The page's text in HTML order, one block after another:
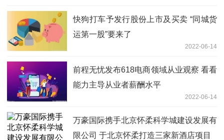
快狗打车予发行股份上市及买卖 “同城货
运第一股”要来了
2022-06-14
前程无忧发布618电商领域从业观察 看看
能力主导从业者薪酬水平
2022-06-14
万豪国际携手北京怀柔科学城建设发展有
限公司 于北京怀柔打造三家新酒店项目